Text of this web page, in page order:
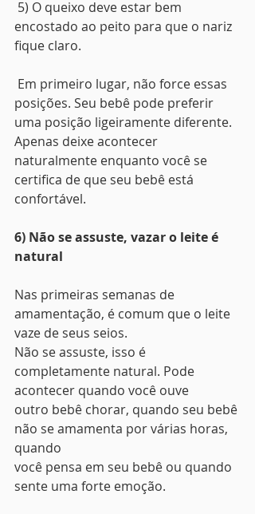
encostado ao peito para que o nariz
fique claro.
posições. Seu bebê pode preferir
uma posição ligeiramente diferente.
Apenas deixe acontecer
naturalmente enquanto você se
certifica de que seu bebê está
confortável.
6) Não se assuste, vazar o leite é
natural
Nas primeiras semanas de
amamentação, é comum que o leite
vaze de seus seios.
Não se assuste, isso é
completamente natural. Pode
acontecer quando você ouve
outro bebê chorar, quando seu bebê
não se amamenta por várias horas,
quando
você pensa em seu bebê ou quando
sente uma forte emoção.